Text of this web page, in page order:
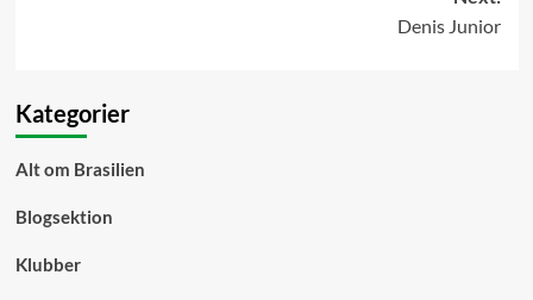
Denis Junior
Kategorier
Alt om Brasilien
Blogsektion
Klubber